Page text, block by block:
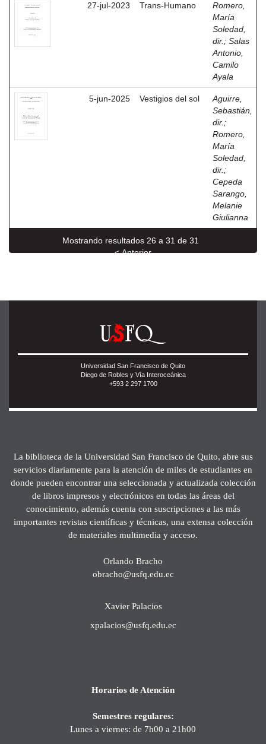
27-jul-2023 Trans-Humano
Romero,
María
Soledad,
dir. ; Salas
Antonio,
Camilo
Ayala
5-jun-2025 Vestigios del sol
Aguirre,
Sebastián,
dir. ;
Romero,
María
Soledad,
dir. ;
Cepeda
Sarango,
Melanie
Giulianna
Mostrando resultados 26 a 31 de 31
< Anterior
Universidad San Francisco de Quito
Diego de Robles y Vía Interoceánica
+593 2 297 1700
La biblioteca de la Universidad San Francisco de Quito, abre sus
servicios diariamente para la atención de miles de estudiantes en
donde pueden encontrar una seleccionada y actualizada colección
de libros impresos y electrónicos en todas las áreas del
conocimiento, además cuenta con suscripciones a las más
importantes revistas científicas y técnicas, una extensa colección
de materiales multimedia y acceso.
Orlando Bracho
obracho@usfq.edu.ec
Xavier Palacios
xpalacios@usfq.edu.ec
Horarios de Atención
Semestres regulares:
Lunes a viernes: de 7h00 a 21h00